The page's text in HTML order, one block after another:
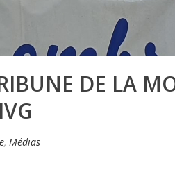
DE LA
, Médias